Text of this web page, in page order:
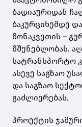
ბადიაურიდან
ბაკურციხემდე
მონაკვეთის –
მშენებლობას.
სატრანსპორტო
ასევე საგზაო
და საგზაო
გაძლიერებას.
პროექტის